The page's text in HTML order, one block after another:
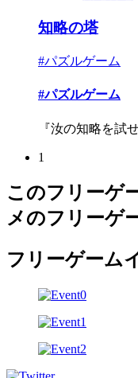
知略の塔
#パズルゲーム
#パズルゲーム
『汝の知略を試せ
1
このフリーゲ
メのフリーゲ
フリーゲーム